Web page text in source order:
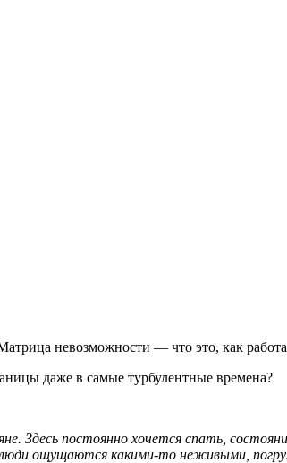
невозможности — что это, как
даже в самые турбулентные времена?
Здесь постоянно хочется спать,
ощущаются какими-то неживыми,